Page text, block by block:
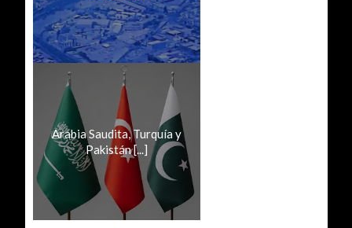
Arabia Saudita, Turquía y
Pakistán [...]